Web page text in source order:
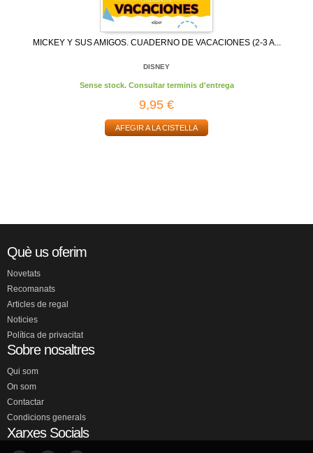
MICKEY Y SUS AMIGOS. CUADERNO DE VACACIONES (2-3 A...
DISNEY
Sense stock. Consultar terminis d'entrega
9,95 €
AFEGIR A LA CISTELLA
Què us oferim
Novetats
Recomanats
Articles de regal
Noticies
Política de privacitat
Sobre nosaltres
Qui som
On som
Contactar
Condicions generals
Xarxes Socials